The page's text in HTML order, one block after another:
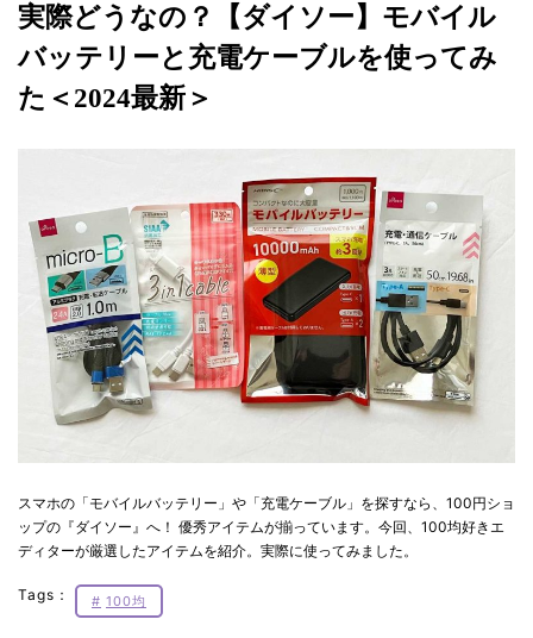
実際どうなの？【ダイソー】モバイル
バッテリーと充電ケーブルを使ってみ
た＜2024最新＞
スマホの「モバイルバッテリー」や「充電ケーブル」を探すなら、100円ショ
ップの『ダイソー』へ！ 優秀アイテムが揃っています。今回、100均好きエ
ディターが厳選したアイテムを紹介。実際に使ってみました。
Tags： 100均